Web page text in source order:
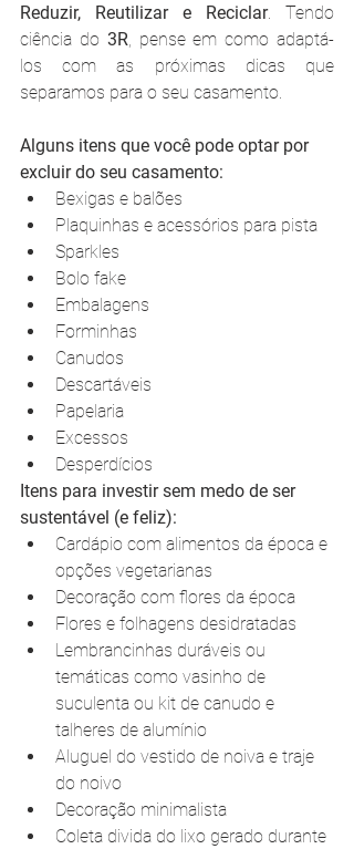
Reduzir, Reutilizar e Reciclar. Tendo
ciência do 3R, pense em como adaptá-
los com as próximas dicas que
separamos para o seu casamento.
Alguns itens que você pode optar por
excluir do seu casamento:
Bexigas e balões
Plaquinhas e acessórios para pista
Sparkles
Bolo fake
Embalagens
Forminhas
Canudos
Descartáveis
Papelaria
Excessos
Desperdícios
Itens para investir sem medo de ser
sustentável (e feliz):
Cardápio com alimentos da época e
opções vegetarianas
Decoração com flores da época
Flores e folhagens desidratadas
Lembrancinhas duráveis ou
temáticas como vasinho de
suculenta ou kit de canudo e
talheres de alumínio
Aluguel do vestido de noiva e traje
do noivo
Decoração minimalista
Coleta divida do lixo gerado durante